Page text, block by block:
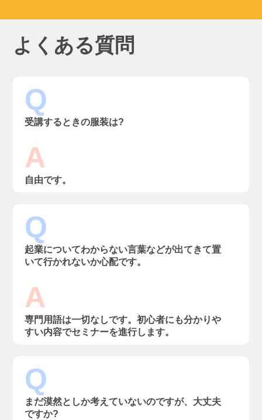
よくある質問
Q
受講するときの服装は?
A
自由です。
Q
起業についてわからない言葉などが出てきて置
いて行かれないか心配です。
A
専門用語は一切なしです。初心者にも分かりや
すい内容でセミナーを進行します。
Q
まだ漠然としか考えていないのですが、大丈夫
ですか?